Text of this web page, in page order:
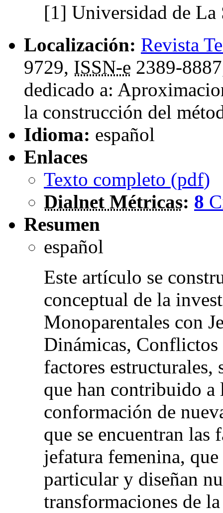
[1] Universidad de La
Localización: Revista
9729, ISSN-e 2389-
dedicado a:
la construcción del
Idioma: español
Enlaces
Texto completo (pdf)
Dialnet Métricas: 8
Resumen
español
Este artículo se
conceptual de la
Monoparentales con
Dinámicas,
factores
que han contribuido
conformación de
que se encuentran las
jefatura femenina,
particular y diseñan
transformaciones de